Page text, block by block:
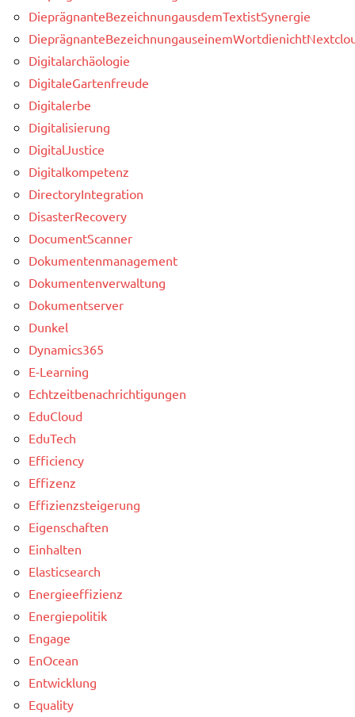
DieprägnanteBezeichnungausdemTextistSynergie
Digitalarchäologie
DigitaleGartenfreude
Digitalerbe
Digitalisierung
DigitalJustice
Digitalkompetenz
DirectoryIntegration
DisasterRecovery
DocumentScanner
Dokumentenmanagement
Dokumentenverwaltung
Dokumentserver
Dunkel
Dynamics365
E-Learning
Echtzeitbenachrichtigungen
EduCloud
EduTech
Efficiency
Effizenz
Effizienzsteigerung
Eigenschaften
Einhalten
Elasticsearch
Energieeffizienz
Energiepolitik
Engage
EnOcean
Entwicklung
Equality